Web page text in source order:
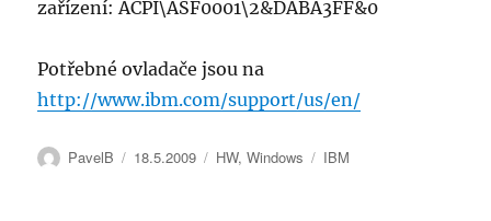
zařízení: ACPI\ASF0001\2&DABA3FF&0
Potřebné ovladače jsou na
http://www.ibm.com/support/us/en/
Autor:
PavelB Publikováno:
18.5.2009 Rubriky:
HW,Windows Štítky:
IBM